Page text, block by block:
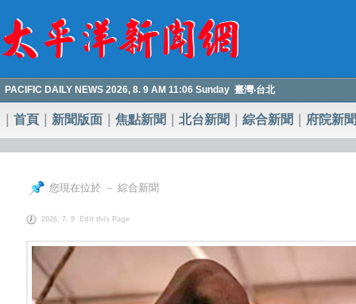
PACIFIC DAILY NEWS 2026, 8. 9 AM 11:06 Sunday 臺灣‧台北
首頁 新聞版面 焦點新聞 北台新聞 綜合新聞 府院新聞
您現在位於 － 綜合新聞
2026, 7. 9 Edit this Page